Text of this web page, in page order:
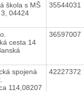
škola s MŠ
04424
35544031
cesta 14
36597007
spojená
114,08207
42227372